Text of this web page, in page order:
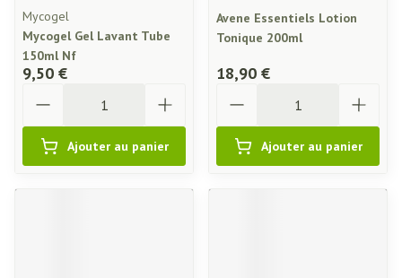
Mycogel
Mycogel Gel Lavant Tube
150ml Nf
9,50 €
Ajouter au panier
Avene Essentiels Lotion
Tonique 200ml
18,90 €
Ajouter au panier